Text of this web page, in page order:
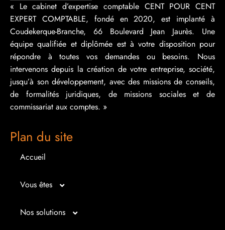
« Le cabinet d’expertise comptable CENT POUR CENT
EXPERT COMPTABLE, fondé en 2020, est implanté à
Coudekerque-Branche, 66 Boulevard Jean Jaurès. Une
équipe qualifiée et diplômée est à votre disposition pour
répondre à toutes vos demandes ou besoins. Nous
intervenons depuis la création de votre entreprise, société,
jusqu’à son développement, avec des missions de conseils,
de formalités juridiques, de missions sociales et de
commissariat aux comptes. »
Plan du site
Accueil
Vous êtes
Micro entrepreneur
Nos solutions